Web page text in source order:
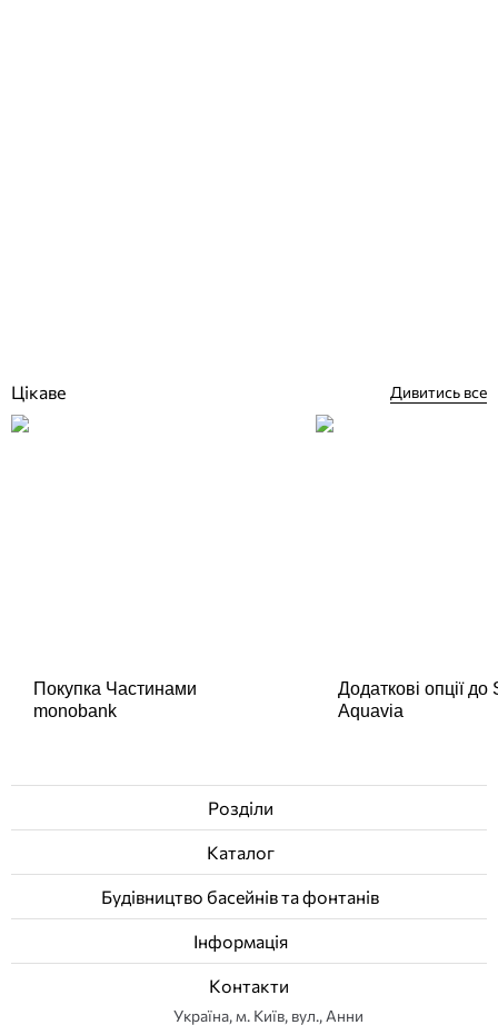
Цікаве Дивитись все
Покупка Частинами
monobank
Додаткові опції
Aquavia
Розділи
Каталог
Будівництво басейнів та фонтанів
Інформація
Контакти
Українa, м. Київ, вул., Анни